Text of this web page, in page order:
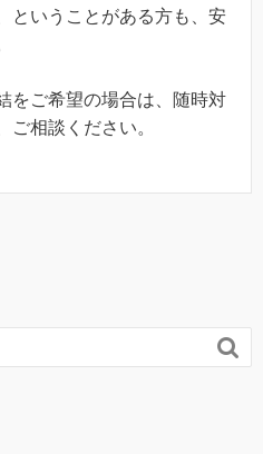
ということがある方も、安
をご希望の場合は、随時対
ご相談ください。
